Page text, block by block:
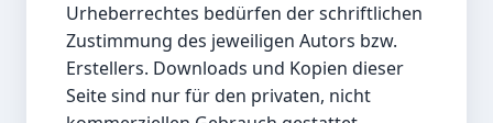
Urheberrechtes bedürfen der schriftlichen
Zustimmung des jeweiligen Autors bzw.
Erstellers. Downloads und Kopien dieser
Seite sind nur für den privaten, nicht